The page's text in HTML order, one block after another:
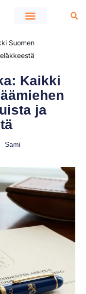
Suomen
Kaikki
ja
Sami